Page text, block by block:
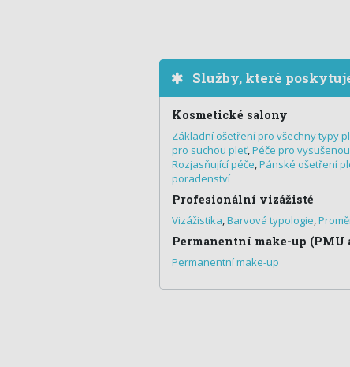
Služby, které
Kosmetické salony
Základní ošetření pro všechny typy
pro suchou pleť,Péče pro
Rozjasňující péče,Pánské ošetření
poradenství
Profesionální vizážisté
Vizážistika,Barvová typologie,
Permanentní make-up (PMU
Permanentní make-up